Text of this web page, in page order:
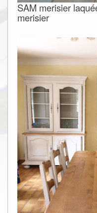
SAM merisier
merisier